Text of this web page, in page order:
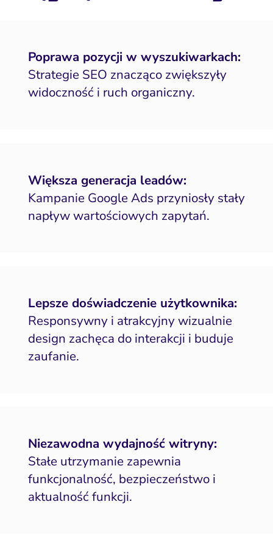
Poprawa pozycji w wyszukiwarkach:
Strategie SEO znacząco zwiększyły
widoczność i ruch organiczny.
Większa generacja leadów:
Kampanie Google Ads przyniosły stały
napływ wartościowych zapytań.
Lepsze doświadczenie użytkownika:
Responsywny i atrakcyjny wizualnie
design zachęca do interakcji i buduje
zaufanie.
Niezawodna wydajność witryny:
Stałe utrzymanie zapewnia
funkcjonalność, bezpieczeństwo i
aktualność funkcji.